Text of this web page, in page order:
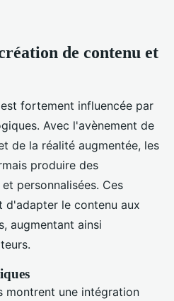
de contenu et
est fortement influencée par
Avec l'avènement de
de la réalité augmentée, les
produire des
personnalisées. Ces
d'adapter le contenu aux
augmentant ainsi
montrent une intégration